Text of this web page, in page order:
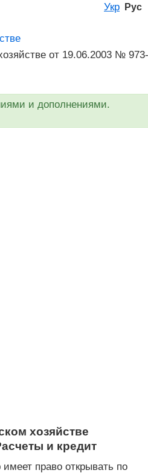
Укр Рус
от 19.06.2003 № 973-
и дополнениями.
хозяйстве
и кредит
право открывать по